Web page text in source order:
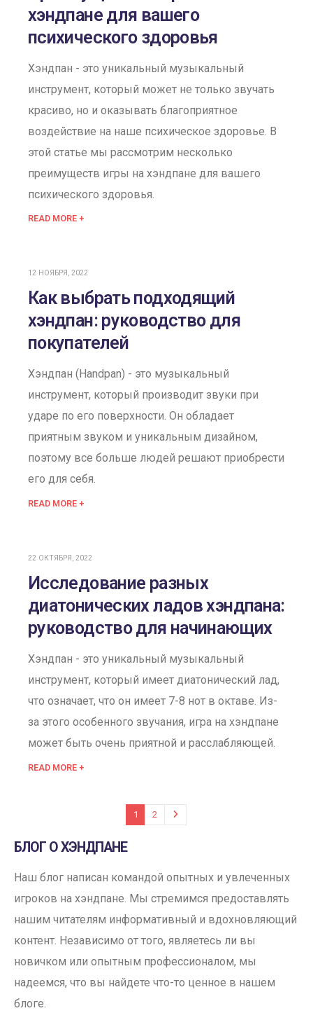
хэндпане для вашего
психического здоровья
Хэндпан - это уникальный музыкальный
инструмент, который может не только звучать
красиво, но и оказывать благоприятное
воздействие на наше психическое здоровье. В
этой статье мы рассмотрим несколько
преимуществ игры на хэндпане для вашего
психического здоровья.
READ MORE +
12 НОЯБРЯ, 2022
Как выбрать подходящий
хэндпан: руководство для
покупателей
Хэндпан (Handpan) - это музыкальный
инструмент, который производит звуки при
ударе по его поверхности. Он обладает
приятным звуком и уникальным дизайном,
поэтому все больше людей решают приобрести
его для себя.
READ MORE +
22 ОКТЯБРЯ, 2022
Исследование разных
диатонических ладов хэндпана:
руководство для начинающих
Хэндпан - это уникальный музыкальный
инструмент, который имеет диатонический лад,
что означает, что он имеет 7-8 нот в октаве. Из-
за этого особенного звучания, игра на хэндпане
может быть очень приятной и расслабляющей.
READ MORE +
1 2
БЛОГ О ХЭНДПАНЕ
Наш блог написан командой опытных и увлеченных
игроков на хэндпане. Мы стремимся предоставлять
нашим читателям информативный и вдохновляющий
контент. Независимо от того, являетесь ли вы
новичком или опытным профессионалом, мы
надеемся, что вы найдете что-то ценное в нашем
блоге.